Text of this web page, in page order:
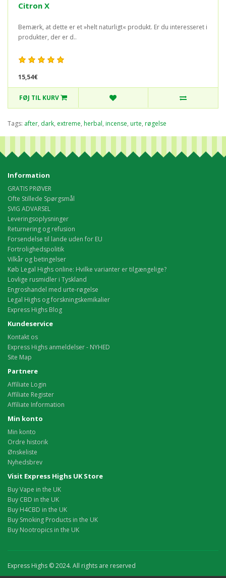
Citron X
Bemærk, at dette er et »helt naturligt« produkt. Er du interesseret i
produkter, der er d..
15,54€
FØJ TIL KURV
Tags: after, dark, extreme, herbal, incense, urte, røgelse
Information
GRATIS PRØVER
Ofte Stillede Spørgsmål
SVIG ADVARSEL
Leveringsoplysninger
Returnering og refusion
Forsendelse til lande uden for EU
Fortrolighedspolitik
Vilkår og betingelser
Køb Legal Highs online: Hvilke varianter er tilgængelige?
Lovlige rusmidler i Tyskland
Engroshandel med urte-røgelse
Legal Highs og forskningskemikalier
Express Highs Blog
Kundeservice
Kontakt os
Express Highs anmeldelser - NYHED
Site Map
Partnere
Affiliate Login
Affiliate Register
Affiliate Information
Min konto
Min konto
Ordre historik
Ønskeliste
Nyhedsbrev
Visit Express Highs UK Store
Buy Vape in the UK
Buy CBD in the UK
Buy H4CBD in the UK
Buy Smoking Products in the UK
Buy Nootropics in the UK
Express Highs © 2024. All rights are reserved